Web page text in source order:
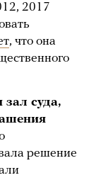
2017
, что она
суда,
решение